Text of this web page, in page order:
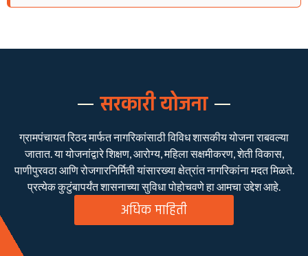
सरकारी योजना
ग्रामपंचायत रिठद मार्फत नागरिकांसाठी विविध शासकीय योजना राबवल्या
जातात. या योजनांद्वारे शिक्षण, आरोग्य, महिला सक्षमीकरण, शेती विकास,
पाणीपुरवठा आणि रोजगारनिर्मिती यांसारख्या क्षेत्रांत नागरिकांना मदत मिळते.
प्रत्येक कुटुंबापर्यंत शासनाच्या सुविधा पोहोचवणे हा आमचा उद्देश आहे.
अधिक माहिती